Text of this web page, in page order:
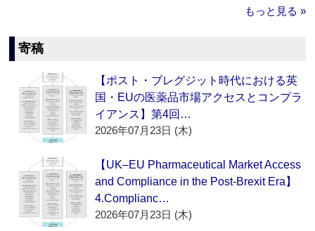
もっと見る »
寄稿
【ポスト・ブレグジット時代における英
国・EUの医薬品市場アクセスとコンプラ
イアンス】第4回…
2026年07月23日 (木)
【UK–EU Pharmaceutical Market Access
and Compliance in the Post-Brexit Era】
4.Complianc…
2026年07月23日 (木)